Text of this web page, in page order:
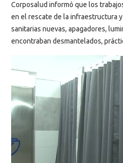
Corposalud informó que los
en el rescate de la infraestructura
sanitarias nuevas, apagadores,
encontraban desmantelados,